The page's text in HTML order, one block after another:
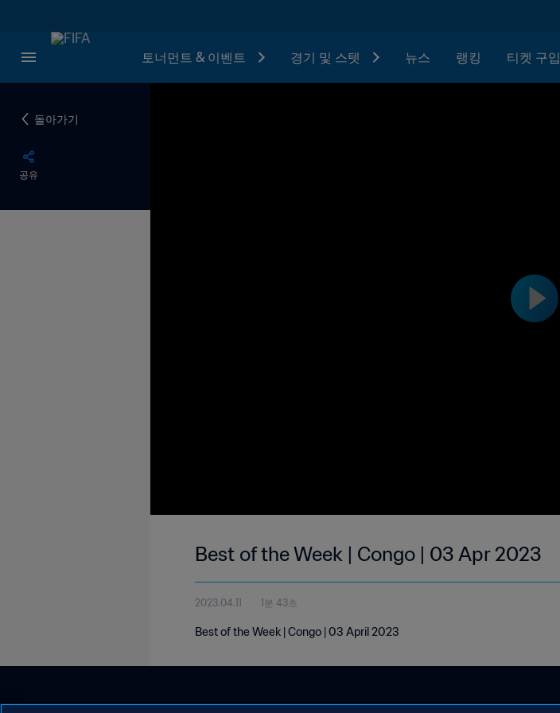
토너먼트 & 이벤트 경기 및 스텟 뉴스 랭킹 티켓 구입
돌아가기
공유
Best of the Week | Congo | 03 Apr 2023
2023.04.11 1분 43초
Best of the Week | Congo | 03 April 2023